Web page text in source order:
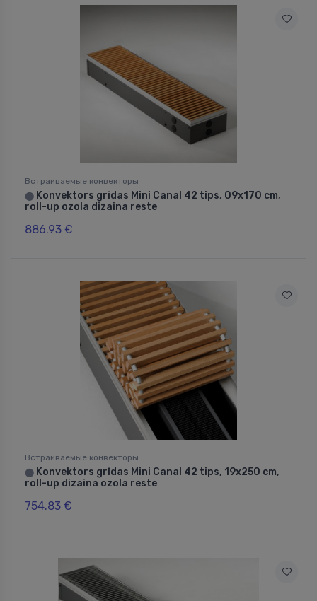
Встраиваемые конвекторы
⬤ Konvektors grīdas Mini Canal 42 tips, 09x170 cm,
roll-up ozola dizaina reste
886.93 €
Встраиваемые конвекторы
⬤ Konvektors grīdas Mini Canal 42 tips, 19x250 cm,
roll-up dizaina ozola reste
754.83 €